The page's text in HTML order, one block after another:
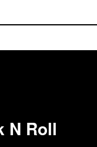
N Roll